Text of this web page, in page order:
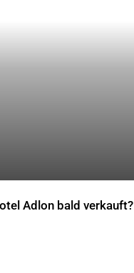
Adlon bald verkauft?